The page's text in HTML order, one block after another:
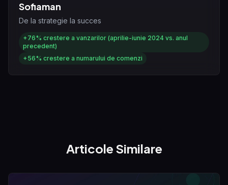
Sofiaman
De la strategie la succes
+76% crestere a vanzarilor (aprilie-iunie 2024 vs. anul
precedent)
+56% crestere a numarului de comenzi
Articole Similare